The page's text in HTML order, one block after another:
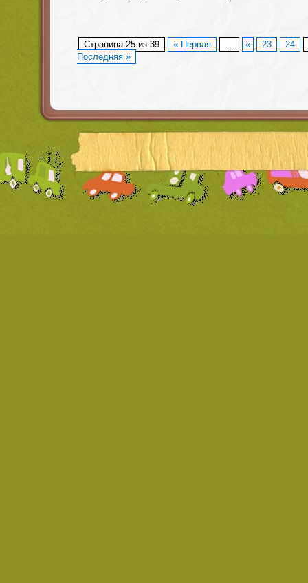
Страница 25 из 39 « Первая … « 23 24
Последняя »